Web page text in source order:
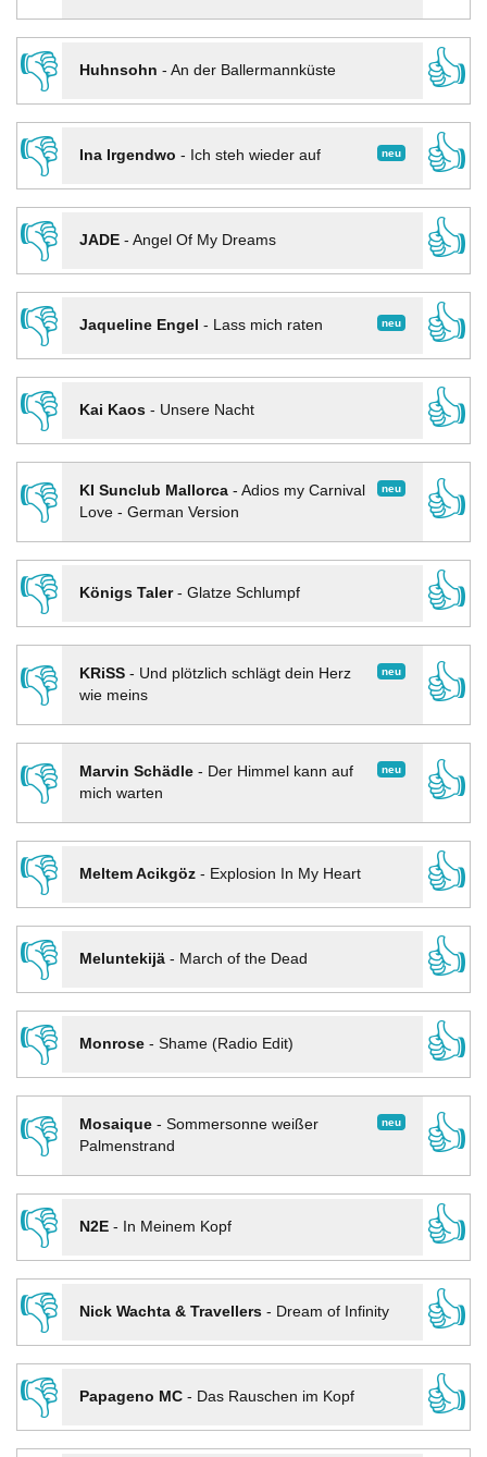
👎
Huhnsohn - An der Ballermannküste
👍
👎
neu
Ina Irgendwo - Ich steh wieder auf
👍
👎
JADE- Angel Of My Dreams
👍
👎
neu
Jaqueline Engel - Lass mich raten
👍
👎
Kai Kaos- Unsere Nacht
👍
👎
neu
KI Sunclub Mallorca- Adios my Carnival
Love - German Version
👍
👎
Königs Taler- Glatze Schlumpf
👍
👎
neu
KRiSS- Und plötzlich schlägt dein Herz
wie meins
👍
👎 neu
Marvin Schädle- Der Himmel kann auf
mich warten
👍
👎
Meltem Acikgöz- Explosion In My Heart
👍
👎
Meluntekijä- March of the Dead
👍
👎
Monrose- Shame (Radio Edit)
👍
👎
neu
Mosaique- Sommersonne weißer
Palmenstrand
👍
👎
N2E- In Meinem Kopf
👍
👎
Nick Wachta & Travellers- Dream of Infinity
👍
👎
Papageno MC- Das Rauschen im Kopf
👍